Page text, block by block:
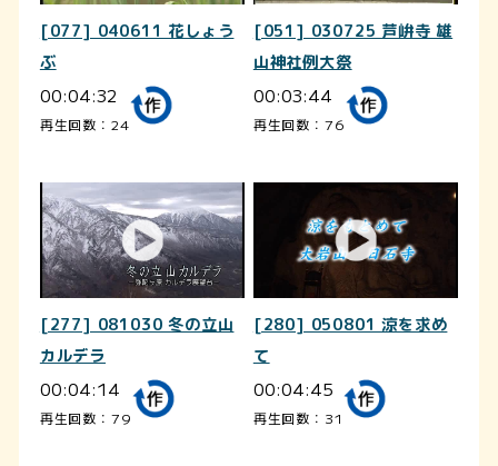
[077] 040611 花しょう
ぶ
00:04:32
再生回数：24
[051] 030725 芦峅寺 雄
山神社例大祭
00:03:44
再生回数：76
[277] 081030 冬の立山
カルデラ
00:04:14
再生回数：79
[280] 050801 涼を求め
て
00:04:45
再生回数：31